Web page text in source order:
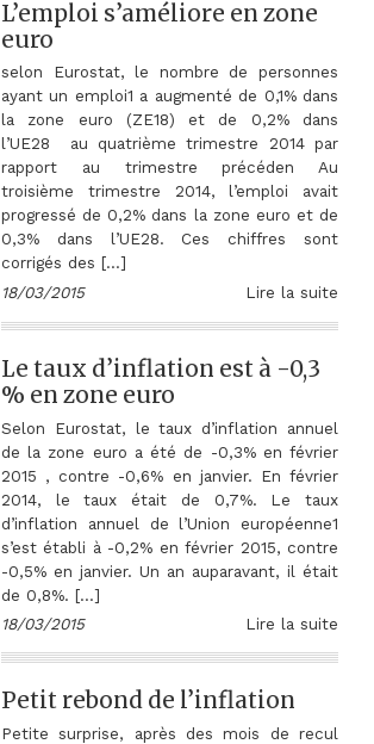
L’emploi s’améliore en zone
euro
selon Eurostat, le nombre de personnes
ayant un emploi1 a augmenté de 0,1% dans
la zone euro (ZE18) et de 0,2% dans
l’UE28 au quatrième trimestre 2014 par
rapport au trimestre précéden Au
troisième trimestre 2014, l’emploi avait
progressé de 0,2% dans la zone euro et de
0,3% dans l’UE28. Ces chiffres sont
corrigés des […]
18/03/2015
Lire la suite
Le taux d’inflation est à -0,3
% en zone euro
Selon Eurostat, le taux d’inflation annuel
de la zone euro a été de -0,3% en février
2015 , contre -0,6% en janvier. En février
2014, le taux était de 0,7%. Le taux
d’inflation annuel de l’Union européenne1
s’est établi à -0,2% en février 2015, contre
-0,5% en janvier. Un an auparavant, il était
de 0,8%. […]
18/03/2015
Lire la suite
Petit rebond de l’inflation
Petite surprise, après des mois de recul